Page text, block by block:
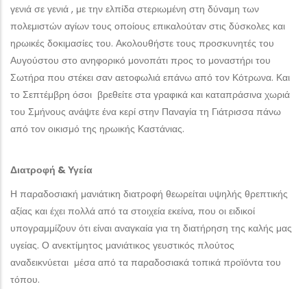
γενιά σε γενιά , με την ελπίδα στεριωμένη στη δύναμη των
πολεμιστών αγίων τους οποίους επικαλούταν στις δύσκολες και
ηρωικές δοκιμασίες του. Ακολουθήστε τους προσκυνητές του
Αυγούστου στο ανηφορικό μονοπάτι προς το μοναστήρι του
Σωτήρα που στέκει σαν αετοφωλιά επάνω από τον Κότρωνα. Και
το Σεπτέμβρη όσοι βρεθείτε στα γραφικά και καταπράσινα χωριά
του Σμήνους ανάψτε ένα κερί στην Παναγία τη Γιάτρισσα πάνω
από τον οικισμό της ηρωικής Καστάνιας.
Διατροφή & Υγεία
Η παραδοσιακή μανιάτικη διατροφή θεωρείται υψηλής θρεπτικής
αξίας και έχει πολλά από τα στοιχεία εκείνα, που οι ειδικοί
υπογραμμίζουν ότι είναι αναγκαία για τη διατήρηση της καλής μας
υγείας. Ο ανεκτίμητος μανιάτικος γευστικός πλούτος
αναδεικνύεται μέσα από τα παραδοσιακά τοπικά προϊόντα του
τόπου.